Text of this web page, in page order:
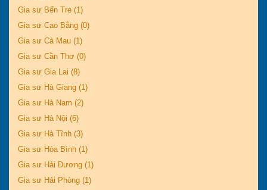
Gia sư Bến Tre (1)
Gia sư Cao Bằng (0)
Gia sư Cà Mau (1)
Gia sư Cần Thơ (0)
Gia sư Gia Lai (8)
Gia sư Hà Giang (1)
Gia sư Hà Nam (2)
Gia sư Hà Nội (6)
Gia sư Hà Tĩnh (3)
Gia sư Hòa Bình (1)
Gia sư Hải Dương (1)
Gia sư Hải Phòng (1)